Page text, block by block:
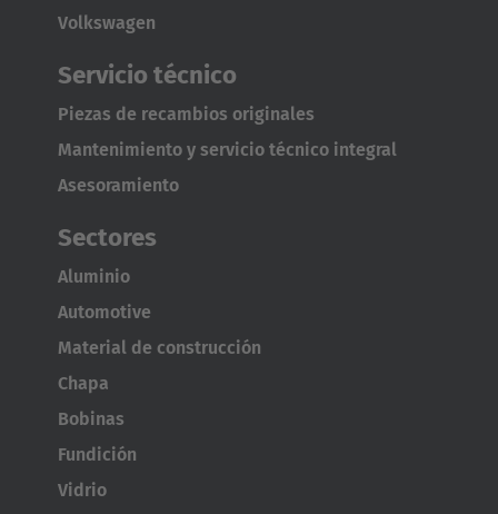
Volkswagen
Servicio técnico
Piezas de recambios originales
Mantenimiento y servicio técnico integral
Asesoramiento
Sectores
Aluminio
Automotive
Material de construcción
Chapa
Bobinas
Fundición
Vidrio